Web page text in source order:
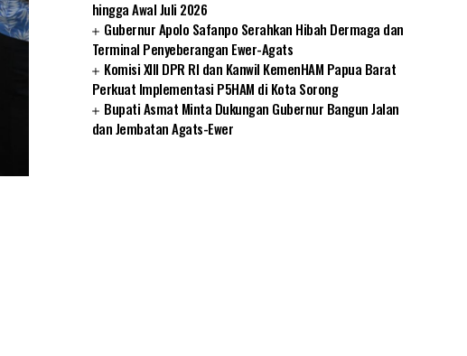
hingga Awal Juli 2026
Gubernur Apolo Safanpo Serahkan Hibah Dermaga dan
Terminal Penyeberangan Ewer-Agats
Komisi XIII DPR RI dan Kanwil KemenHAM Papua Barat
Perkuat Implementasi P5HAM di Kota Sorong
Bupati Asmat Minta Dukungan Gubernur Bangun Jalan
dan Jembatan Agats-Ewer